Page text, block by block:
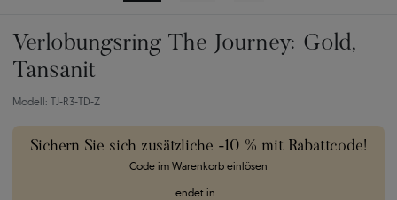
Verlobungsring The Journey: Gold,
Tansanit
Modell: TJ-R3-TD-Z
Sichern Sie sich zusätzliche -10 % mit Rabattcode!
Code im Warenkorb einlösen
endet in